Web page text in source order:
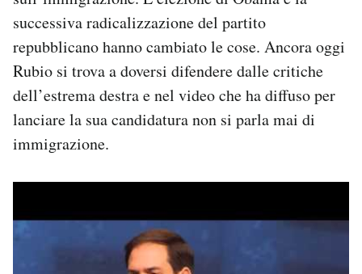
successiva radicalizzazione del partito
repubblicano hanno cambiato le cose. Ancora oggi
Rubio si trova a doversi difendere dalle critiche
dell’estrema destra e nel video che ha diffuso per
lanciare la sua candidatura non si parla mai di
immigrazione.